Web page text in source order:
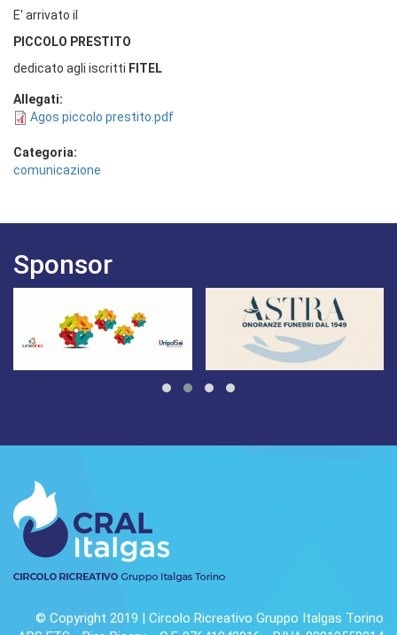
E' arrivato il
PICCOLO PRESTITO
dedicato agli iscritti FITEL
Allegati:
Agos piccolo prestito.pdf
Categoria:
comunicazione
Sponsor
© Copyright 2019 | Circolo Ricreativo Gruppo Italgas Torino